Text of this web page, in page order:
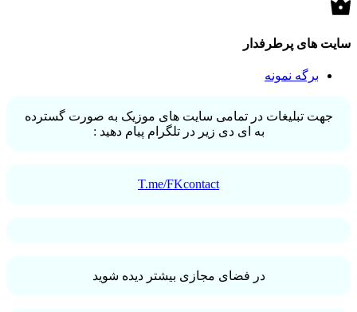
سایت های پرطرفدار
برگه نمونه
جهت تبلیغات در تمامی سایت های موزیک به صورت گسترده
به ای دی زیر در تلگرام پیام دهید :
T.me/FKcontact
در فضای مجازی بیشتر دیده شوید